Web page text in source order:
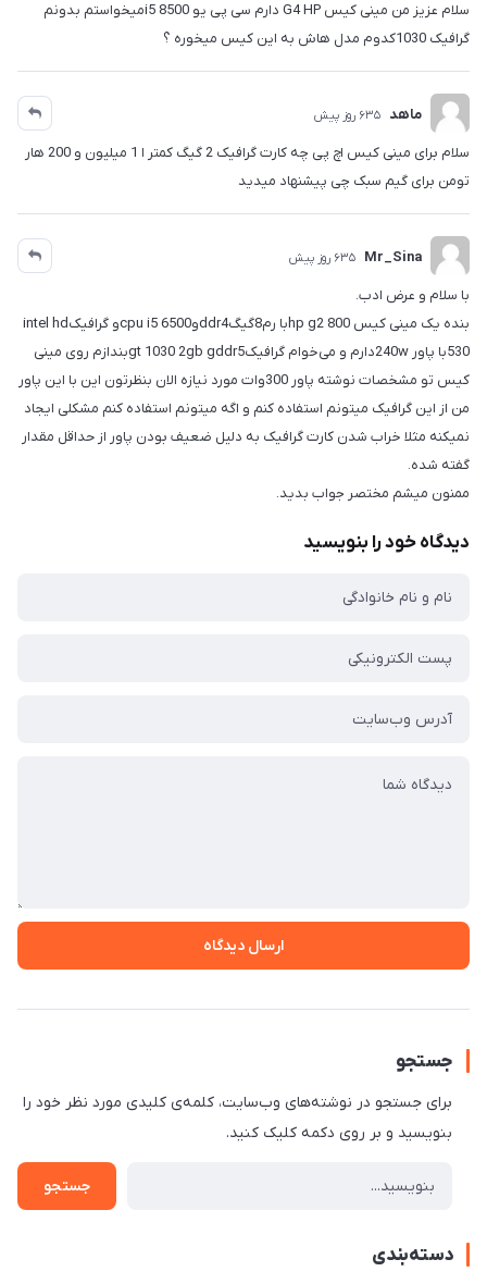
سلام عزیز من مینی کیس G4 HP دارم سی پی یو i5 8500میخواستم بدونم
گرافیک 1030کدوم مدل هاش به این کیس میخوره ؟
ماهد 635 روز پیش
سلام برای مینی کیس اچ پی چه کارت گرافیک 2 گیگ کمتر ا 1 میلیون و 200 هار
تومن برای گیم سبک چی پیشنهاد میدید
Mr_Sina 635 روز پیش
با سلام و عرض ادب.
بنده یک مینی کیس hp g2 800با رم8گیگddr4وcpu i5 6500و گرافیکintel hd
530با پاور 240wدارم و می‌خوام گرافیکgt 1030 2gb gddr5بندازم روی مینی
کیس تو مشخصات نوشته پاور 300وات مورد نیازه الان بنظرتون این با این پاور
من از این گرافیک میتونم استفاده کنم و اگه میتونم استفاده کنم مشکلی ایجاد
نمیکنه مثلا خراب شدن کارت گرافیک به دلیل ضعیف بودن پاور از حداقل مقدار
گفته شده.
ممنون میشم مختصر جواب بدید.
دیدگاه خود را بنویسید
ارسال دیدگاه
جستجو
برای جستجو در نوشته‌های وب‌سایت، کلمه‌ی کلیدی مورد نظر خود را
بنویسید و بر روی دکمه کلیک کنید.
جستجو
دسته‌بندی